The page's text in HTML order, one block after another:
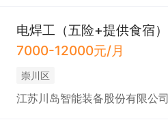
电焊工（五险+提供食宿）
7000-12000元/月
崇川区
江苏川岛智能装备股份有限公司